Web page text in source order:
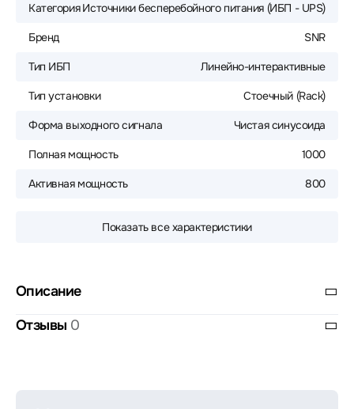
Категория Источники бесперебойного питания (ИБП - UPS)
Бренд SNR
Тип ИБП Линейно-интерактивные
Тип установки Стоечный (Rack)
Форма выходного сигнала Чистая синусоида
Полная мощность 1000
Активная мощность 800
Показать все характеристики
Описание
Отзывы 0